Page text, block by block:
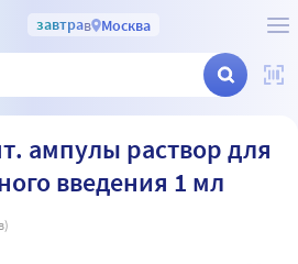
завтрав Москва
ампулы раствор для
введения 1 мл